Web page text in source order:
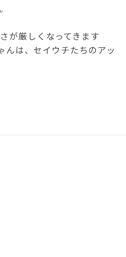
が厳しくなってきます
は、セイウチたちのアッ